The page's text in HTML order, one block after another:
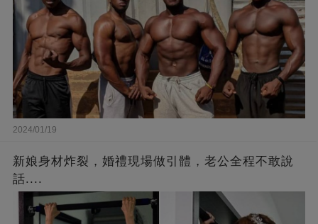
2024/01/19
新娘身材炸裂，婚禮現場做引體，老公全程不敢說
話....